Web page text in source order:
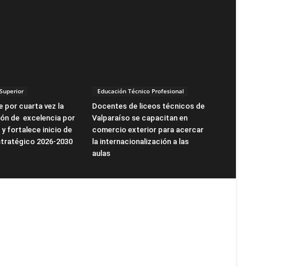
por cuarta vez la
de excelencia por
y fortalece inicio de
2026-2030
Educación Técnico Profesional
Docentes de liceos técnicos de
Valparaíso se capacitan en
comercio exterior para acercar
la internacionalización a las
aulas